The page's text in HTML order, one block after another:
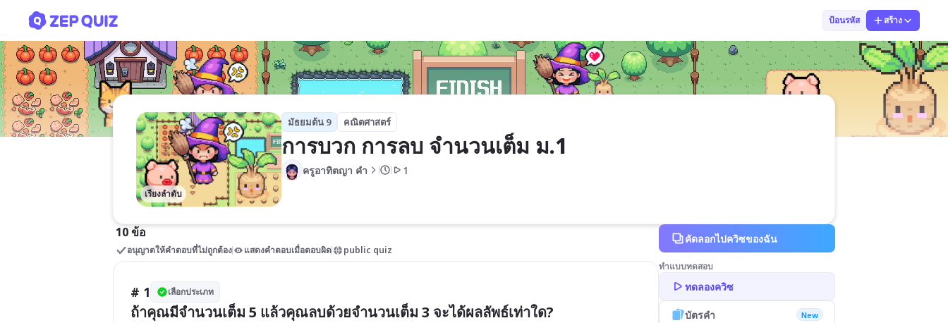
ป้อนรหัส สร้าง
เรียงลำดับ
มัธยมต้น 9 คณิตศาสตร์
การบวก การลบ จำนวนเต็ม ม.1
ครูอาทิตญา คํา 1
10 ข้อ
อนุญาตให้คำตอบที่ไม่ถูกต้อง แสดงคำตอบเมื่อตอบผิด public quiz
# 1 เลือกประเภท
ถ้าคุณมีจำนวนเต็ม 5 แล้วคุณลบด้วยจำนวนเต็ม 3 จะได้ผลลัพธ์เท่าใด?
คัดลอกไปควิซของฉัน
ทำแบบทดสอบ
ทดลองควิซ
บัตรคำ New